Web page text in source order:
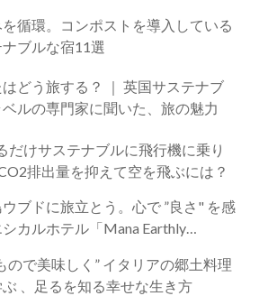
循環。コンポストを導入している
ブルな宿11選
旅する？ ｜ 英国サステナブ
ベルの専門家に聞いた、旅の魅力
だけサステナブルに飛行機に乗り
排出量を抑えて空を飛ぶには？
ブドに旅立とう。心で ”良さ" を感
シカルホテル「Mana Earthly
ので美味しく” イタリアの郷土料理
、足るを知る幸せな生き方